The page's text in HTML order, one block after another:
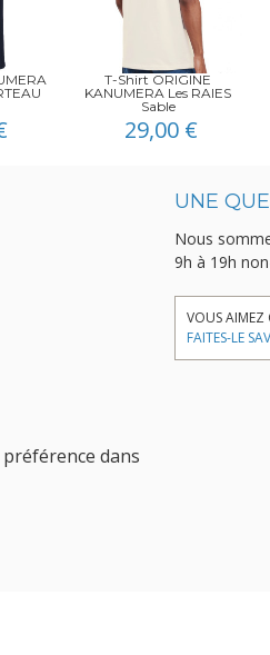
T-Shirt ORIGINE
KANUMERA Les RAIES
Sable
29,00 €
dans
UNE
Nous
9h à 19h
VOUS AIMEZ
FAITES-LE